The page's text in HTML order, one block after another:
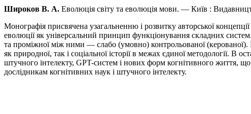
Широков В. А. Еволюція світу та еволюція мови. — Київ :
Монографія присвячена узагальненню і розвитку авторської
еволюції як універсальний принцип функціонування складних
та проміжної між ними — слабо (умовно) контрольованої (керованої).
як природної, так і соціальної історії в межах єдиної методології. В
штучного інтелекту, GPT-систем і нових форм когнітивного життя,
дослідникам когнітивних наук і штучного інтелекту.